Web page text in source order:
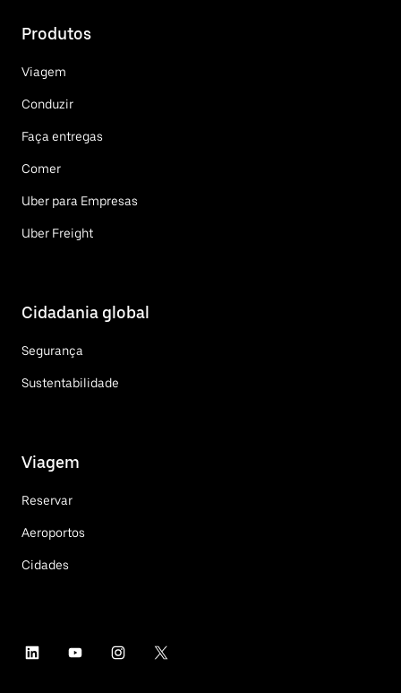
Produtos
Viagem
Conduzir
Faça entregas
Comer
Uber para Empresas
Uber Freight
Cidadania global
Segurança
Sustentabilidade
Viagem
Reservar
Aeroportos
Cidades